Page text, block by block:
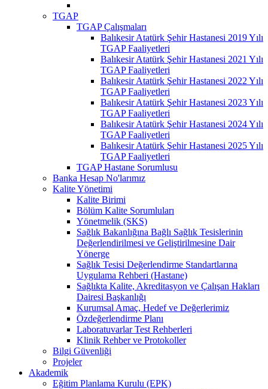
TGAP
TGAP Çalışmaları
Balıkesir Atatürk Şehir Hastanesi 2019 Yılı
TGAP Faaliyetleri
Balıkesir Atatürk Şehir Hastanesi 2021 Yılı
TGAP Faaliyetleri
Balıkesir Atatürk Şehir Hastanesi 2022 Yılı
TGAP Faaliyetleri
Balıkesir Atatürk Şehir Hastanesi 2023 Yılı
TGAP Faaliyetleri
Balıkesir Atatürk Şehir Hastanesi 2024 Yılı
TGAP Faaliyetleri
Balıkesir Atatürk Şehir Hastanesi 2025 Yılı
TGAP Faaliyetleri
TGAP Hastane Sorumlusu
Banka Hesap No'larımız
Kalite Yönetimi
Kalite Birimi
Bölüm Kalite Sorumluları
Yönetmelik (SKS)
Sağlık Bakanlığına Bağlı Sağlık Tesislerinin
Değerlendirilmesi ve Geliştirilmesine Dair
Yönerge
Sağlık Tesisi Değerlendirme Standartlarına
Uygulama Rehberi (Hastane)
Sağlıkta Kalite, Akreditasyon ve Çalışan Hakları
Dairesi Başkanlığı
Kurumsal Amaç, Hedef ve Değerlerimiz
Özdeğerlendirme Planı
Laboratuvarlar Test Rehberleri
Klinik Rehber ve Protokoller
Bilgi Güvenliği
Projeler
Akademik
Eğitim Planlama Kurulu (EPK)